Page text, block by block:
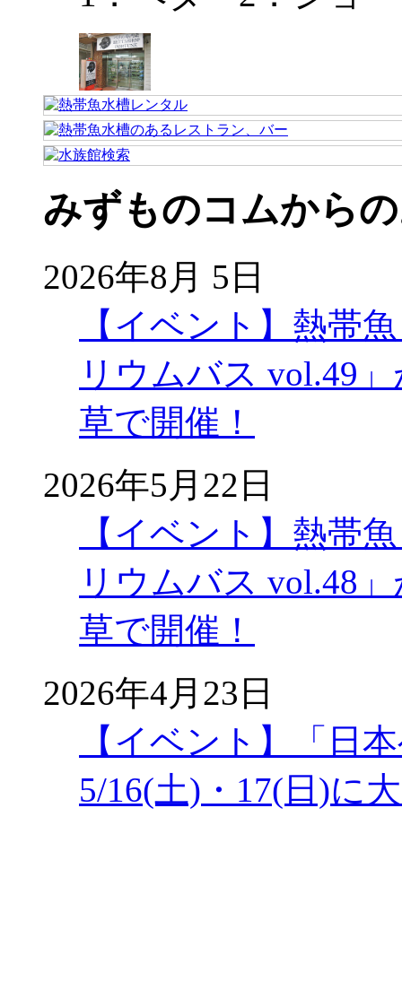
みずものコムから
2026年8月 5日
【イベント】熱帯
リウムバス vol.49
草で開催！
2026年5月22日
【イベント】熱帯
リウムバス vol.48
草で開催！
2026年4月23日
【イベント】「日
5/16(土)・17(日)に